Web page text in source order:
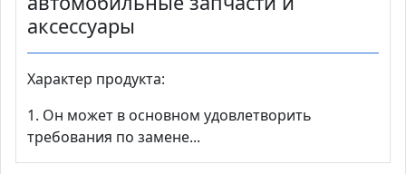
аксессуары
Характер продукта:
1. Он может в основном удовлетворить
требования по замене...